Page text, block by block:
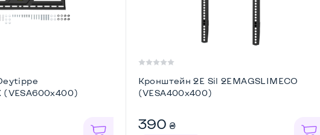
(VESA600х400)
Кронштейн 2E Sil 2EMAGSLIMECO
(VESA400x400)
390 ₴